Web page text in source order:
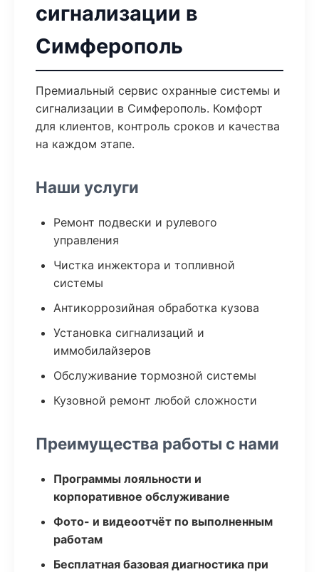
сигнализации в
Симферополь
Премиальный сервис охранные системы и
сигнализации в Симферополь. Комфорт
для клиентов, контроль сроков и качества
на каждом этапе.
Наши услуги
Ремонт подвески и рулевого
управления
Чистка инжектора и топливной
системы
Антикоррозийная обработка кузова
Установка сигнализаций и
иммобилайзеров
Обслуживание тормозной системы
Кузовной ремонт любой сложности
Преимущества работы с нами
Программы лояльности и
корпоративное обслуживание
Фото- и видеоотчёт по выполненным
работам
Бесплатная базовая диагностика при